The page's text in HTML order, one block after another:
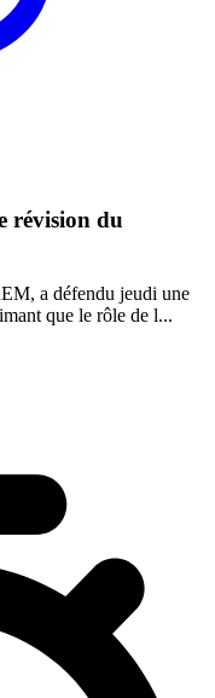
révision du
a défendu jeudi une
que le rôle de l...